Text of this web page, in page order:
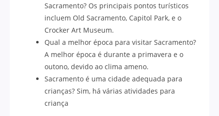
Sacramento? Os principais pontos turísticos
incluem Old Sacramento, Capitol Park, e o
Crocker Art Museum.
Qual a melhor época para visitar Sacramento?
A melhor época é durante a primavera e o
outono, devido ao clima ameno.
Sacramento é uma cidade adequada para
crianças? Sim, há várias atividades para
criança